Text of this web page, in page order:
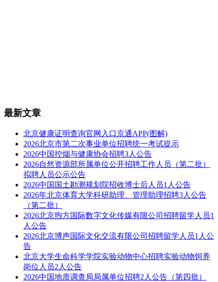
最新文章
北京健康证明查询官网入口京通APP(图解)
2026北京市第二次事业单位招聘统一考试提示
2026中国控烟与健康协会招聘3人公告
2026自然资源部所属单位公开招聘工作人员（第二批）
拟聘人员公示公告
2026中国国土勘测规划院招收博士后人员1人公告
2026年北京体育大学科研助理、管理助理招聘3人公告
（第二批）
2026北京煦方国际数字文化传媒有限公司招聘留学人员1
人公告
2026北京博声国际文化交流有限公司招聘留学人员1人公
告
北京大学生命科学学院实验动物中心招聘实验动物饲养
岗位人员2人公告
2026中国地质调查局局属单位招聘2人公告（第四批）